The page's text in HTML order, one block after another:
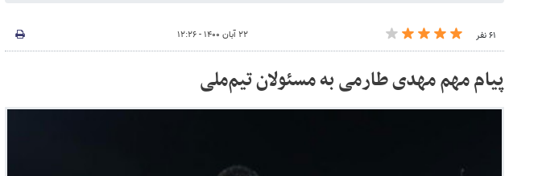
۶۱ نفر ۲۲ آبان ۱۴۰۰ - ۱۲:۲۶
پیام مهم مهدی طارمی به مسئولان تیم‌ملی